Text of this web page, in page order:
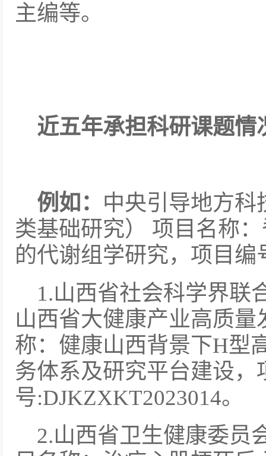
主编等。
近五年承担科研课题情
例如： 中央引导地方科
类基础研究） 项目名称
的代谢组学研究，项目编
1.山西省社会科学界联
山西省大健康产业高质
称：健康山西背景下H型
务体系及研究平台建设，
号:DJKZXKT2023014。
2.山西省卫生健康委员